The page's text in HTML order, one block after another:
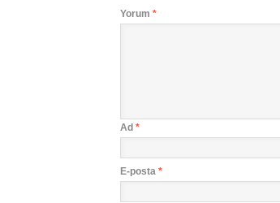
Yorum *
Ad *
E-posta *